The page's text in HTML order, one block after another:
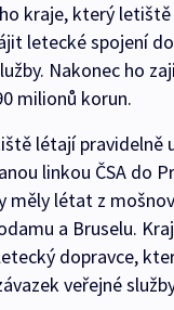
kraje, který
letecké spojení
Nakonec ho
milionů korun.
létají pravidelně
linkou ČSA do
měly létat z
a Bruselu.
dopravce,
veřejné